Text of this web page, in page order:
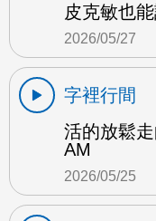
皮克敏也
2026/05/27
字裡行間
活的放鬆
AM
2026/05/25